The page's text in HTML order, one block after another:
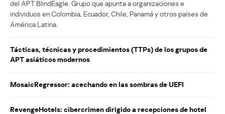
del APT BlindEagle. Grupo que apunta a organizaciones e
individuos en Colombia, Ecuador, Chile, Panamá y otros países de
América Latina.
Tácticas, técnicas y procedimientos (TTPs) de los grupos de
APT asiáticos modernos
MosaicRegressor: acechando en las sombras de UEFI
RevengeHotels: cibercrimen dirigido a recepciones de hotel